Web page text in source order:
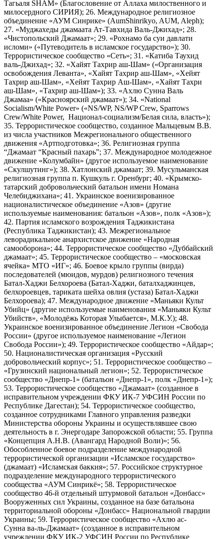
Тагьаля SHAM» (Благословение от Аллаха милоственного и
милосердного СИРИЯ); 26. Международное религиозное
объединение «АУМ Синрике» (AumShinrikyo, AUM, Aleph);
27. «Муджахеды джамаата Ат-Тавхида Валь-Джихад»; 28.
«Чистопольский Джамаат»; 29. «Рохнамо ба суи давлати
исломи» («Путеводитель в исламское государство»); 30.
Террористическое сообщество «Сеть»; 31. «Катиба Таухид
валь-Джихад»; 32. «Хайят Тахрир аш-Шам» («Организация
освобождения Леванта», «Хайят Тахрир аш-Шам», «Хейят
Тахрир аш-Шам», «Хейят Тахрир Аш-Шам», «Хайят Тахри
аш-Шам», «Тахрир аш-Шам»); 33. «Ахлю Сунна Валь
Джамаа» («Красноярский джамаат»); 34. «National
Socialism/White Power» («NS/WP, NS/WP Crew, Sparrows
Crew/White Power, Национал-социализм/Белая сила, власть»);
35. Террористическое сообщество, созданное Мальцевым В.В.
из числа участников Межрегионального общественного
движения «Артподготовка»; 36. Религиозная группа
“Джамаат “Красный пахарь”; 37. Международное молодежное
движение «Колумбайн» (другое используемое наименование
«Скулшутинг»); 38. Хатлонский джамаат; 39. Мусульманская
религиозная группа п. Кушкуль г. Оренбург; 40. «Крымско-
татарский добровольческий батальон имени Номана
Челебиджихана»; 41. Украинское военизированное
националистическое объединение «Азов» (другие
используемые наименования: батальон «Азов», полк «Азов»);
42. Партия исламского возрождения Таджикистана
(Республика Таджикистан); 43. Межрегиональное
леворадикальное анархистское движение «Народная
самооборона»; 44. Террористическое сообщество «Дуббайский
джамаат»; 45. Террористическое сообщество – «московская
ячейка» МТО «ИГ»; 46. Боевое крыло группы (вирда)
последователей (мюидов, мурдов) религиозного течения
Батал-Хаджи Белхороева (Батал-Хаджи, баталхаджинцев,
белхороевцев, тариката шейха овлия (устаза) Батал-Хаджи
Белхороева); 47. Международное движение «Маньяки Культ
Убийц» (другие используемые наименования «Маньяки Культ
Убийств», «Молодёжь Которая Улыбается», М.К.У.); 48.
Украинское военизированное объединение Легион «Свобода
России» (другое используемое наименование «Легион
Свобода России»); 49. Террористическое сообщество «Айдар»;
50. Националистическая организация «Русский
добровольческий корпус»; 51. Террористическое сообщество –
«Грузинский национальный легион»; 52. Террористическое
сообщество «Днепр-1» (батальон «Днепр-1», полк «Днепр-1»);
53. Террористическое сообщество «Джамаат» (созданное в
исправительном учреждении ФКУ ИК-7 УФСИН России по
Республике Дагестан); 54. Террористическое сообщество,
созданное сотрудниками Главного управления разведки
Министерства обороны Украины и осуществлявшее свою
деятельность в г. Энергодаре Запорожской области; 55. Группа
«Концепция А.Н.В. (Авангард Народной Воли)»; 56.
Обособленное боевое подразделение международной
террористической организации «Исламское государство»
(джамаат) «Исламская баккия»; 57. Российское структурное
подразделение международного террористического
сообщества «АУМ Синрикё»; 58. Террористическое
сообщество 46-й отдельный штурмовой батальон «Донбасс»
Вооруженных сил Украины, созданное на базе батальона
территориальной обороны «Донбасс» Национальной гвардии
Украины; 59. Террористическое сообщество «Ахлю ас-
Сунна ва-ль-Джамаат» (созданное в исправительном
учреждении ФКУ ИК-2 УФСИН России по Республике